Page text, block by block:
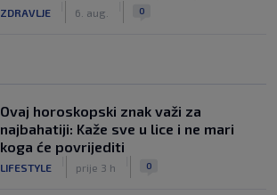
ZDRAVLJE 6. aug. 0
Ovaj horoskopski znak važi za
najbahatiji: Kaže sve u lice i ne mari
koga će povrijediti
LIFESTYLE prije 3 h 0